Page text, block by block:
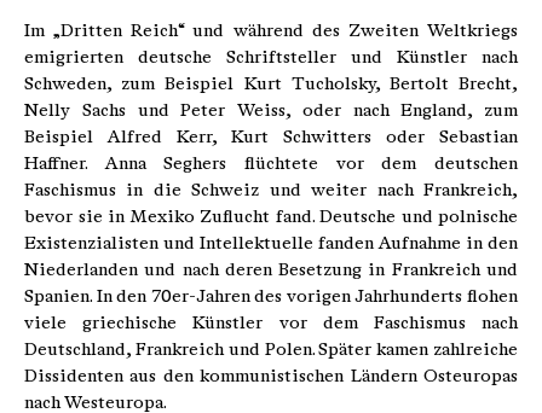
Im „Dritten Reich“ und während des Zweiten Weltkriegs
emigrierten deutsche Schriftsteller und Künstler nach
Schweden, zum Beispiel Kurt Tucholsky, Bertolt Brecht,
Nelly Sachs und Peter Weiss, oder nach England, zum
Beispiel Alfred Kerr, Kurt Schwitters oder Sebastian
Haffner. Anna Seghers flüchtete vor dem deutschen
Faschismus in die Schweiz und weiter nach Frankreich,
bevor sie in Mexiko Zuflucht fand. Deutsche und polnische
Existenzialisten und Intellektuelle fanden Aufnahme in den
Niederlanden und nach deren Besetzung in Frankreich und
Spanien. In den 70er-Jahren des vorigen Jahrhunderts flohen
viele griechische Künstler vor dem Faschismus nach
Deutschland, Frankreich und Polen. Später kamen zahlreiche
Dissidenten aus den kommunistischen Ländern Osteuropas
nach Westeuropa.